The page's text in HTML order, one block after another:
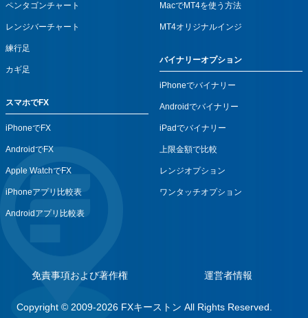
ペンタゴンチャート
レンジバーチャート
練行足
カギ足
スマホでFX
iPhoneでFX
AndroidでFX
Apple WatchでFX
iPhoneアプリ比較表
Androidアプリ比較表
MacでMT4を使う方法
MT4オリジナルインジ
バイナリーオプション
iPhoneでバイナリー
Androidでバイナリー
iPadでバイナリー
上限金額で比較
レンジオプション
ワンタッチオプション
免責事項および著作権 運営者情報
Copyright © 2009-2026 FXキーストン All Rights Reserved.